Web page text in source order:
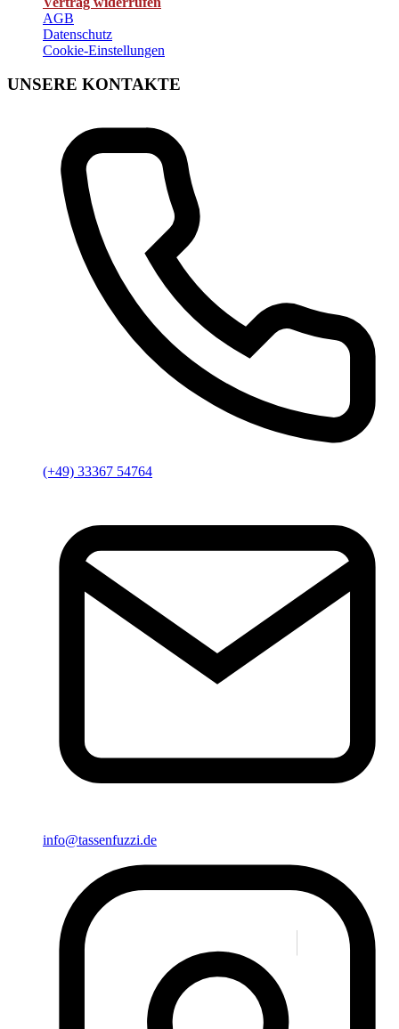
AGB
Datenschutz
Cookie-Einstellungen
UNSERE KONTAKTE
(+49) 33367 54764
info@tassenfuzzi.de